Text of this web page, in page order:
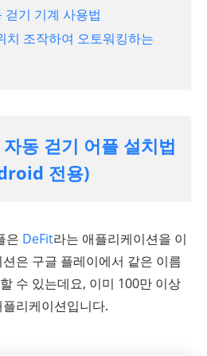
걷기 기계 사용법
치 조작하여 오토워킹하는
동 걷기 어플 설치법
전용)
은 DeFit라는 애플리케이션을 이
은 구글 플레이에서 같은 이름
수 있는데요, 이미 100만 이상
리케이션입니다.